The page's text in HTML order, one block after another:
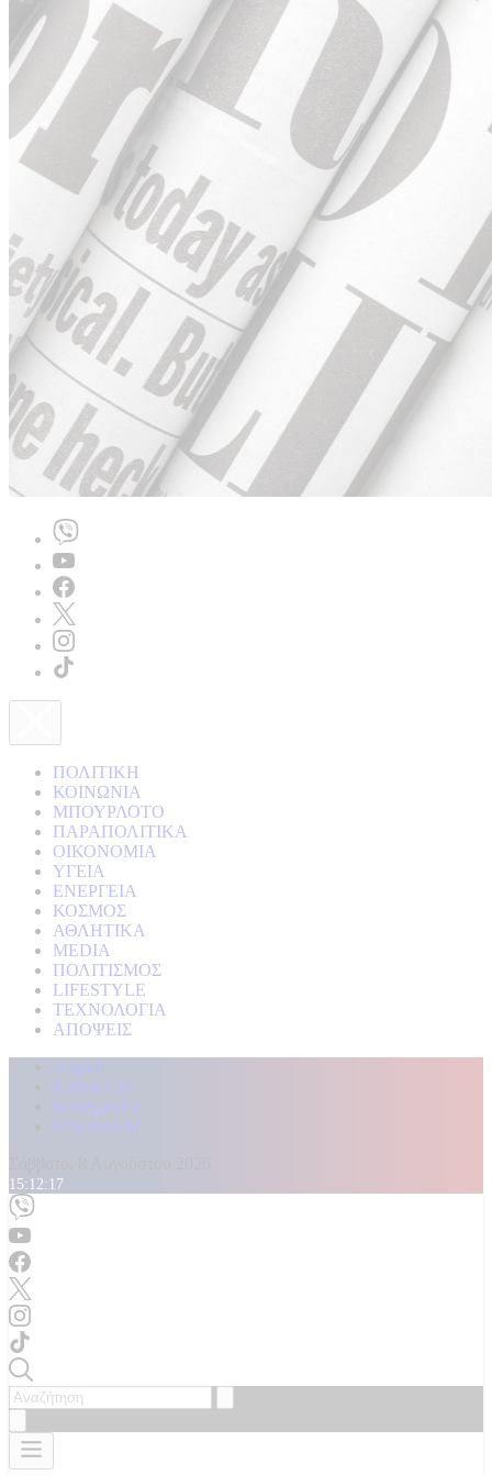
ΠΟΛΙΤΙΚΗ
ΚΟΙΝΩΝΙΑ
ΜΠΟΥΡΛΟΤΟ
ΠΑΡΑΠΟΛΙΤΙΚΑ
ΟΙΚΟΝΟΜΙΑ
ΥΓΕΙΑ
ΕΝΕΡΓΕΙΑ
ΚΟΣΜΟΣ
ΑΘΛΗΤΙΚΑ
MEDIA
ΠΟΛΙΤΙΣΜΟΣ
LIFESTYLE
ΤΕΧΝΟΛΟΓΙΑ
ΑΠΟΨΕΙΣ
Αρχική
Kontra Live
Καταγγελίες
Επικοινωνία
15:12:18